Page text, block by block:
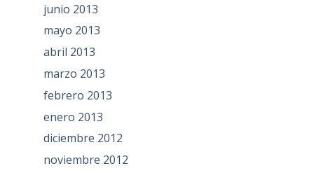
junio 2013
mayo 2013
abril 2013
marzo 2013
febrero 2013
enero 2013
diciembre 2012
noviembre 2012